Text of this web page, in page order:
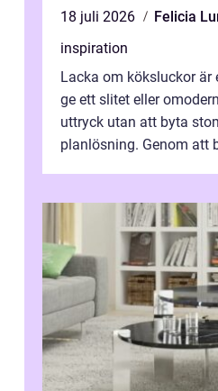
18 juli 2026
Felicia
inspiration
Lacka om köksluckor
ge ett slitet eller
uttryck utan att byta
planlösning. Genom att